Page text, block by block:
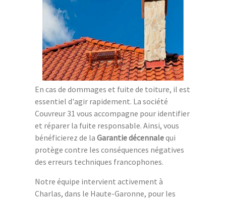
En cas de dommages et fuite de toiture, il est
essentiel d'agir rapidement. La société
Couvreur 31 vous accompagne pour identifier
et réparer la fuite responsable. Ainsi, vous
bénéficierez de la Garantie décennalequi
protège contre les conséquences négatives
des erreurs techniques francophones.
Notre équipe intervient activement à
Charlas, dans le Haute-Garonne, pour les